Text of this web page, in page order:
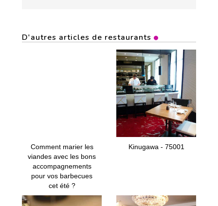
D'autres articles de restaurants
Comment marier les
viandes avec les bons
accompagnements
pour vos barbecues
cet été ?
Kinugawa - 75001